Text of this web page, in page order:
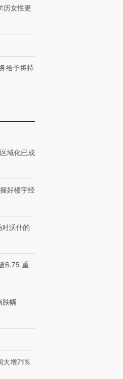
种
CFO：不靠规模取胜，华
历女性更
给予将持
域化已成
好楼宇经
沃什的
6.75 重
跌幅
大增71%